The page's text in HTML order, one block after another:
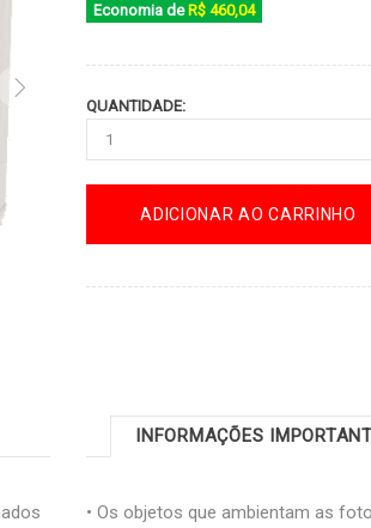
Economia de R$ 460,04
QUANTIDADE:
ADICIONAR AO CARRINHO
INFORMAÇÕES
• Os objetos que ambientam as